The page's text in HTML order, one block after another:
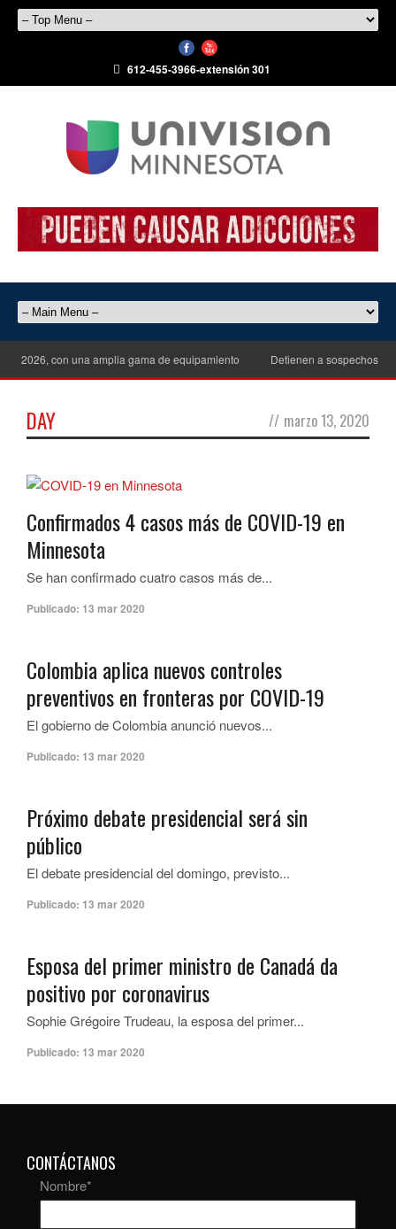
612-455-3966-extensión 301
2026, con una amplia gama de equipamiento Detienen a sospechosa
DAY // marzo 13, 2020
Confirmados 4 casos más de COVID-19 en
Minnesota
Se han confirmado cuatro casos más de...
Publicado: 13 mar 2020
Colombia aplica nuevos controles
preventivos en fronteras por COVID-19
El gobierno de Colombia anunció nuevos...
Publicado: 13 mar 2020
Próximo debate presidencial será sin
público
El debate presidencial del domingo, previsto...
Publicado: 13 mar 2020
Esposa del primer ministro de Canadá da
positivo por coronavirus
Sophie Grégoire Trudeau, la esposa del primer...
Publicado: 13 mar 2020
CONTÁCTANOS
Nombre*